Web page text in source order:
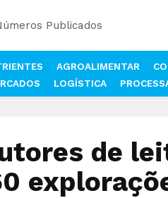
Publicados
AGROALIMENTAR
LOGÍSTICA
PRODUTORES
de